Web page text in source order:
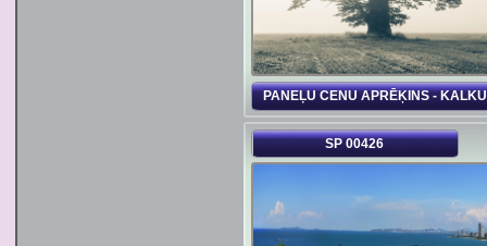
PANEĻU CENU APRĒĶINS -
SP 00426